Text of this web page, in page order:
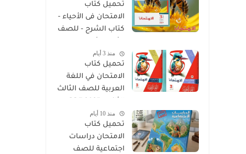
تحميل كتاب
الامتحان فى الأحياء -
كتاب الشرح - للصف
PDFمنذ 3 أيام
تحميل كتاب
الامتحان في اللغة
العربية للصف الثالث
كتاب الأسئلة
والتدريبات كامل
منذ 10 أيام
تحميل كتاب
الامتحان دراسات
اجتماعية للصف